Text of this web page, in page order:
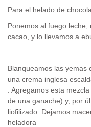
Para el helado de
Ponemos al fuego
cacao, y lo llevamos a
Blanqueamos las yemas
una crema inglesa
. Agregamos esta
de una ganache) y, por
liofilizado. Dejamos
heladora